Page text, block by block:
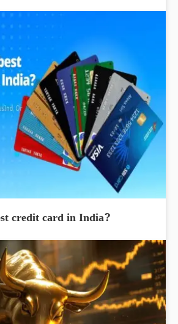
credit card in India?